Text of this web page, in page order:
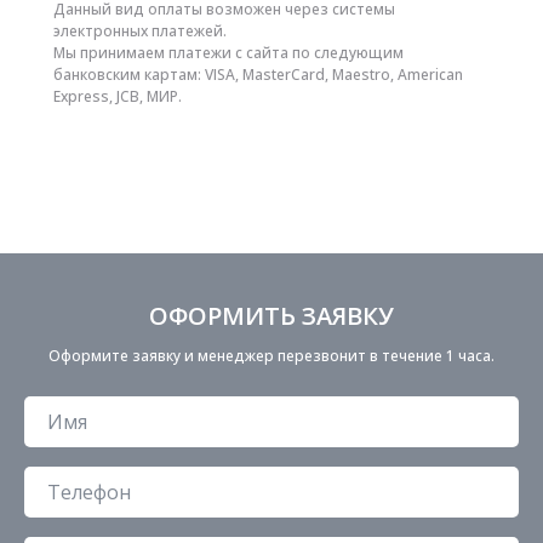
Данный вид оплаты возможен через системы
электронных платежей.
Мы принимаем платежи с сайта по следующим
банковским картам: VISA, MasterCard, Maestro, American
Express, JCB, МИР.
ОФОРМИТЬ ЗАЯВКУ
Оформите заявку и менеджер перезвонит в течение 1 часа.